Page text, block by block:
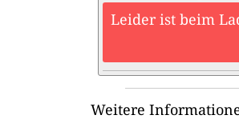
Leider ist beim
Weitere